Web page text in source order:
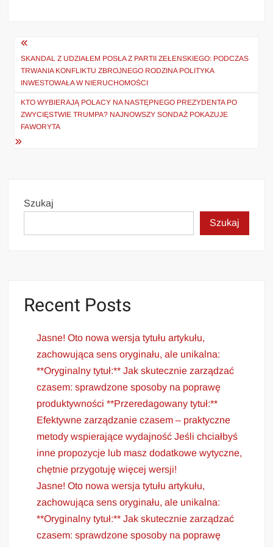
Nawigacja
wpisu
SKANDAL Z UDZIAŁEM POSŁA Z PARTII ZEŁENSKIEGO: PODCZAS
TRWANIA KONFLIKTU ZBROJNEGO RODZINA POLITYKA
INWESTOWAŁA W NIERUCHOMOŚCI
KTO WYBIERAJĄ POLACY NA NASTĘPNEGO PREZYDENTA PO
ZWYCIĘSTWIE TRUMPA? NAJNOWSZY SONDAŻ POKAZUJE
FAWORYTA
Szukaj
Szukaj
Recent Posts
Jasne! Oto nowa wersja tytułu artykułu,
zachowująca sens oryginału, ale unikalna:
**Oryginalny tytuł:** Jak skutecznie zarządzać
czasem: sprawdzone sposoby na poprawę
produktywności **Przeredagowany tytuł:**
Efektywne zarządzanie czasem – praktyczne
metody wspierające wydajność Jeśli chciałbyś
inne propozycje lub masz dodatkowe wytyczne,
chętnie przygotuję więcej wersji!
Jasne! Oto nowa wersja tytułu artykułu,
zachowująca sens oryginału, ale unikalna:
**Oryginalny tytuł:** Jak skutecznie zarządzać
czasem: sprawdzone sposoby na poprawę